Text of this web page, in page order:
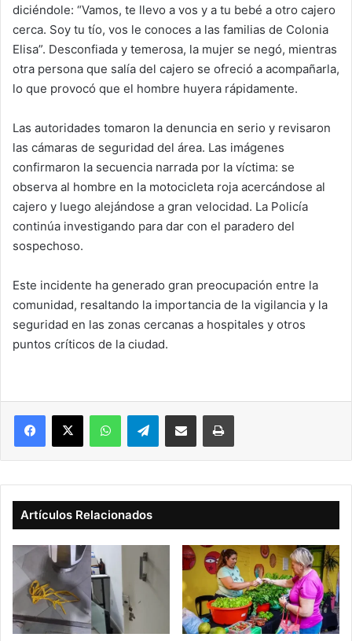
diciéndole: “Vamos, te llevo a vos y a tu bebé a otro cajero
cerca. Soy tu tío, vos le conoces a las familias de Colonia
Elisa”. Desconfiada y temerosa, la mujer se negó, mientras
otra persona que salía del cajero se ofreció a acompañarla,
lo que provocó que el hombre huyera rápidamente.
Las autoridades tomaron la denuncia en serio y revisaron
las cámaras de seguridad del área. Las imágenes
confirmaron la secuencia narrada por la víctima: se
observa al hombre en la motocicleta roja acercándose al
cajero y luego alejándose a gran velocidad. La Policía
continúa investigando para dar con el paradero del
sospechoso.
Este incidente ha generado gran preocupación entre la
comunidad, resaltando la importancia de la vigilancia y la
seguridad en las zonas cercanas a hospitales y otros
puntos críticos de la ciudad.
Facebook
X WhatsAppTelegramCompartir vía correo electrónicoImprimir
Artículos Relacionados